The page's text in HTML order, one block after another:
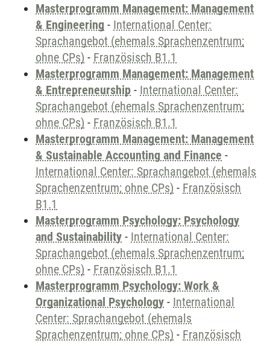
Masterprogramm Management: Management
& Engineering - International Center:
Sprachangebot (ehemals Sprachenzentrum;
ohne CPs) - Französisch B1.1
Masterprogramm Management: Management
& Entrepreneurship - International Center:
Sprachangebot (ehemals Sprachenzentrum;
ohne CPs) - Französisch B1.1
Masterprogramm Management: Management
& Sustainable Accounting and Finance -
International Center: Sprachangebot (ehemals
Sprachenzentrum; ohne CPs) - Französisch
B1.1
Masterprogramm Psychology: Psychology
and Sustainability - International Center:
Sprachangebot (ehemals Sprachenzentrum;
ohne CPs) - Französisch B1.1
Masterprogramm Psychology: Work &
Organizational Psychology - International
Center: Sprachangebot (ehemals
Sprachenzentrum; ohne CPs) - Französisch